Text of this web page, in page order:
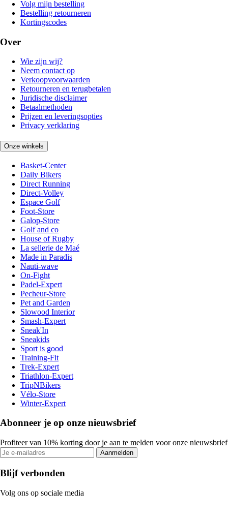
Volg mijn bestelling
Bestelling retourneren
Kortingscodes
Over
Wie zijn wij?
Neem contact op
Verkoopvoorwaarden
Retourneren en terugbetalen
Juridische disclaimer
Betaalmethoden
Prijzen en leveringsopties
Privacy verklaring
Onze winkels
Basket-Center
Daily Bikers
Direct Running
Direct-Volley
Espace Golf
Foot-Store
Galop-Store
Golf and co
House of Rugby
La sellerie de Maé
Made in Paradis
Nauti-wave
On-Fight
Padel-Expert
Pecheur-Store
Pet and Garden
Slowood Interior
Smash-Expert
Sneak'In
Sneakids
Sport is good
Training-Fit
Trek-Expert
Triathlon-Expert
TripNBikers
Vélo-Store
Winter-Expert
Abonneer je op onze nieuwsbrief
Profiteer van 10% korting door je aan te melden voor onze nieuwsbrief
Aanmelden
Blijf verbonden
Volg ons op sociale media